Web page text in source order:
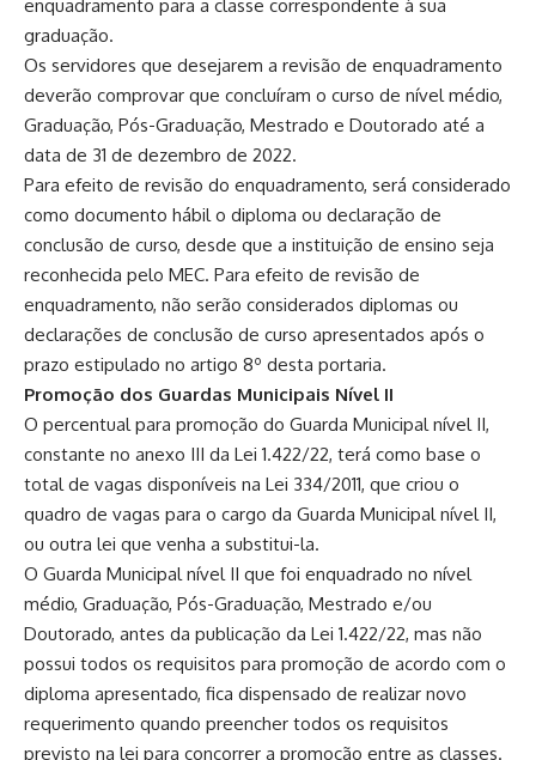
enquadramento para a classe correspondente à sua
graduação.
Os servidores que desejarem a revisão de enquadramento
deverão comprovar que concluíram o curso de nível médio,
Graduação, Pós-Graduação, Mestrado e Doutorado até a
data de 31 de dezembro de 2022.
Para efeito de revisão do enquadramento, será considerado
como documento hábil o diploma ou declaração de
conclusão de curso, desde que a instituição de ensino seja
reconhecida pelo MEC. Para efeito de revisão de
enquadramento, não serão considerados diplomas ou
declarações de conclusão de curso apresentados após o
prazo estipulado no artigo 8º desta portaria.
Promoção dos Guardas Municipais Nível II
O percentual para promoção do Guarda Municipal nível II,
constante no anexo III da Lei 1.422/22, terá como base o
total de vagas disponíveis na Lei 334/2011, que criou o
quadro de vagas para o cargo da Guarda Municipal nível II,
ou outra lei que venha a substitui-la.
O Guarda Municipal nível II que foi enquadrado no nível
médio, Graduação, Pós-Graduação, Mestrado e/ou
Doutorado, antes da publicação da Lei 1.422/22, mas não
possui todos os requisitos para promoção de acordo com o
diploma apresentado, fica dispensado de realizar novo
requerimento quando preencher todos os requisitos
previsto na lei para concorrer a promoção entre as classes.